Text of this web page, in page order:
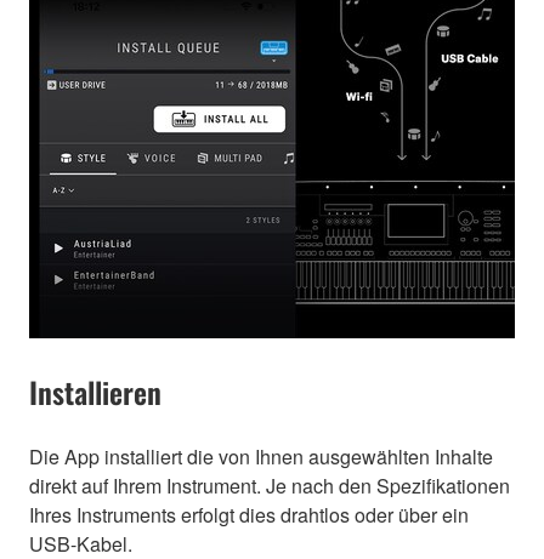
Installieren
Die App installiert die von Ihnen ausgewählten Inhalte
direkt auf Ihrem Instrument. Je nach den Spezifikationen
Ihres Instruments erfolgt dies drahtlos oder über ein
USB-Kabel.